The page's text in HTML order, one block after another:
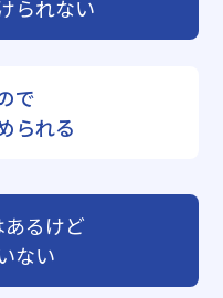
られない
で
られる
るけど
ない